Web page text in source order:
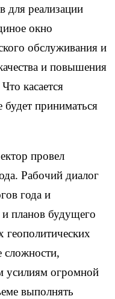
для реализации
окно
обслуживания и
и повышения
касается
приниматься
провел
Рабочий диалог
года и
планов будущего
геополитических
сложности,
усилиям огромной
выполнять